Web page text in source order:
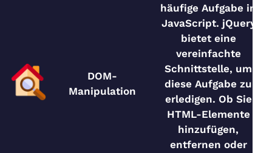
DOM-
Manipulation
häufige Aufgabe in
JavaScript. jQuery
bietet eine
vereinfachte
Schnittstelle, um
diese Aufgabe zu
erledigen. Ob Sie
HTML-Elemente
hinzufügen,
entfernen oder